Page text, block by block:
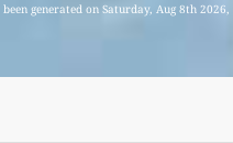
been generated on Saturday, Aug 8th